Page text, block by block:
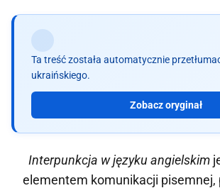
Ta treść została automatycznie
ukraińskiego.
Zobacz oryginał
Interpunkcja w języku angielskim
elementem komunikacji pisemnej,